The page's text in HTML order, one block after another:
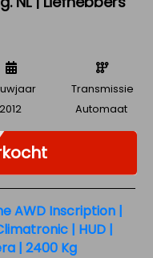
2012
Transmissie
Automaat